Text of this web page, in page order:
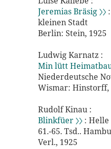
Jeremias Bräsig 〉〉
kleinen Stadt
Berlin: Stein, 1925
Ludwig Karnatz :
Min lütt Heimatbauk
Niederdeutsche
Wismar: Hinstorff,
Rudolf Kinau :
Blinkfüer 〉〉 :
61.-65. Tsd..
Verl., 1925